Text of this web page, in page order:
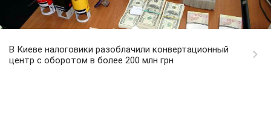
В Киеве налоговики разоблачили конвертационный
центр с оборотом в более 200 млн грн